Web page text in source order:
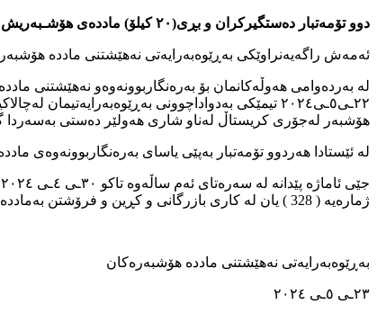
دوو تۆمەتبار دەستگیرکران و بڕی(٢٠ کیلۆ) ماددەی هۆشـبەریش لەجۆری کریستاڵ دەستی بەسەرداگیرا .
ئه‌مه‌ش راگه‌یه‌نراوێكی بەڕێوەبەرایەتی نەهێشتنی ماددە
لە بەردەوامی هەوڵەکانمان بۆ بەرەنگاربوونەوەو نەهێشتنی
هۆشبەر لەجۆری کریستاڵ لەناو شاری هەولێر دەستی بەسەردا
لە ئێستادا هەردوو تۆمەتبار بەپێی یاسای بەرەنگاربوونەوەی
ژمارەیە ( 328 ) یان لە کاری بازرگانی و کڕین و فرۆشتن بەماددەی هۆشبەرەوە گڵاون ، سەرجەمی ئەم تۆمەتبارانە دۆسیەکانیان لەدادگەن بۆ تەواوکردنی رێکارە یاساییەکان.
بەڕێوەبەرایەتی نەهێشتنی ماددە هۆشبەرەکان
٢٣ـی ٥ـی ٢٠٢٤